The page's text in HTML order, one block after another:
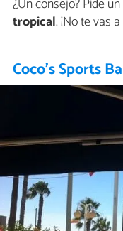
tropical. ¡No te vas
Coco's Sports